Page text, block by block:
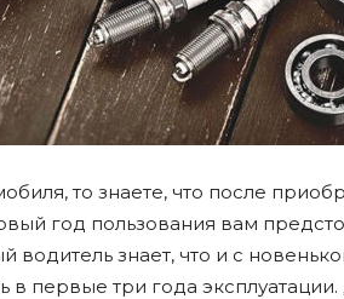
то знаете, что после
год пользования вам
знает, что и с
в первые три года